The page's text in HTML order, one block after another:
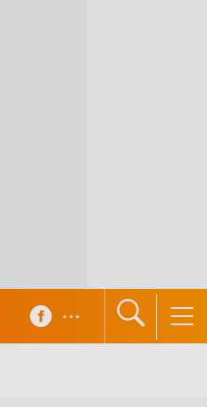
...